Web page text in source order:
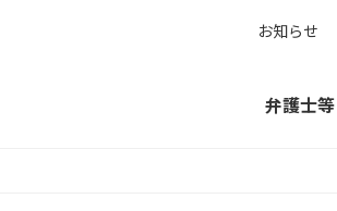
お知らせ
弁護士等